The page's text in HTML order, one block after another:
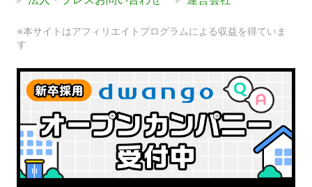
※本サイトはアフィリエイトプログラムによる収益を得ていま
す